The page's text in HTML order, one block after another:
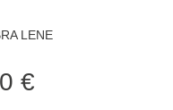
LENE
€